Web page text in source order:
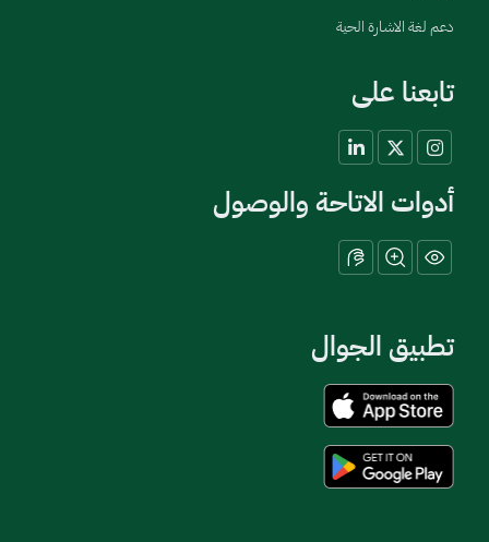
دعم لغة الاشارة الحية
تابعنا على
أدوات الاتاحة والوصول
تطبيق الجوال